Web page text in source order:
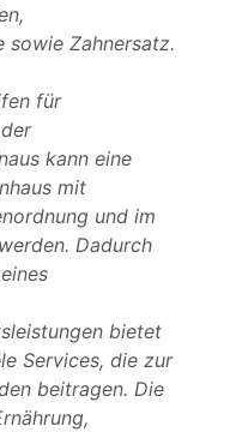
sowie Zahnersatz.
für
kann eine
mit
und im
Dadurch
bietet
Services, die zur
beitragen. Die